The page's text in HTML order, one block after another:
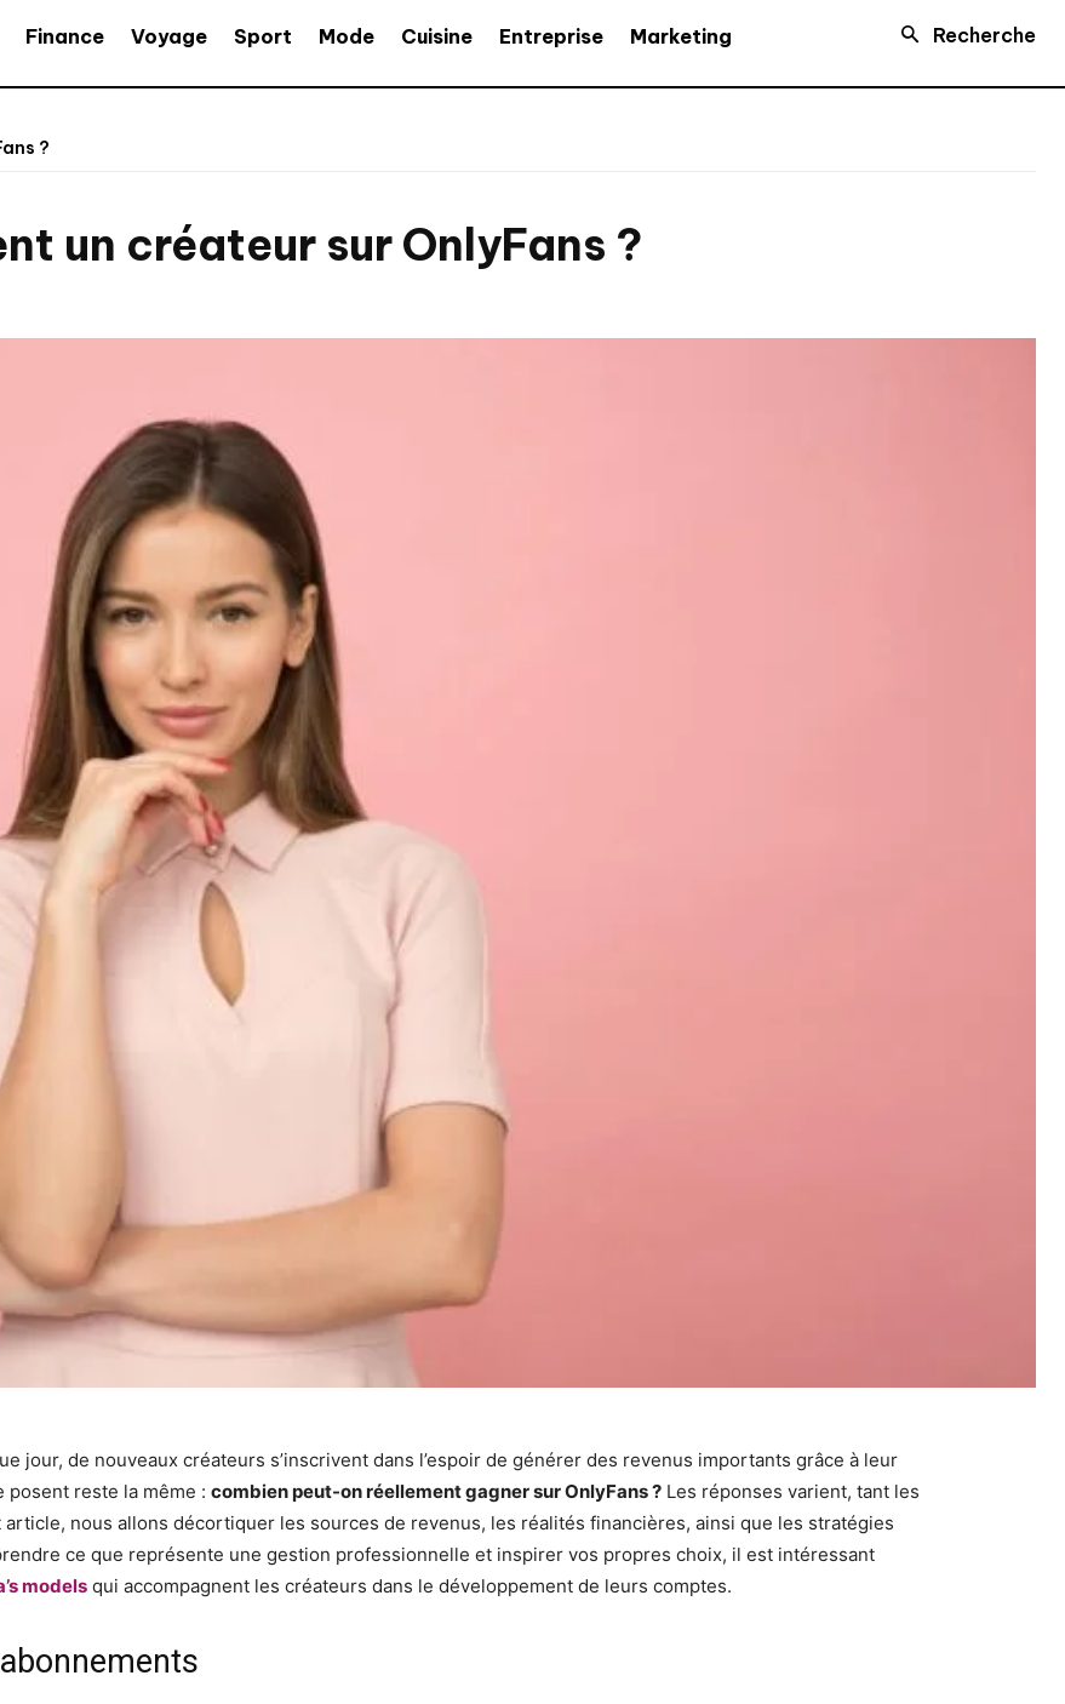
Finance Voyage Sport Mode Cuisine Entreprise Marketing Recherche
?
un créateur sur OnlyFans ?
jour, de nouveaux créateurs s’inscrivent dans l’espoir de générer des revenus importants grâce à leur
posent reste la même : combien peut-on réellement gagner sur OnlyFans ? Les réponses varient, tant les
nous allons décortiquer les sources de revenus, les réalités financières, ainsi que les stratégies
ce que représente une gestion professionnelle et inspirer vos propres choix, il est intéressant
models qui accompagnent les créateurs dans le développement de leurs comptes.